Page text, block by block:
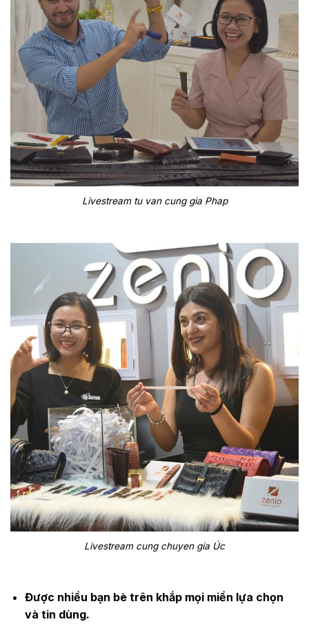
Livestream tu van cung gia Phap
Livestream cung chuyen gia Úc
Được nhiều bạn bè trên khắp mọi miền lựa chọn
và tin dùng.